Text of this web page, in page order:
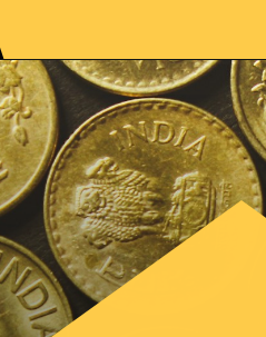
Openinghttps://jankari4u.in/